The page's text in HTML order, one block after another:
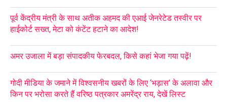
पूर्व केंद्रीय मंत्री के साथ अतीक अहमद की एआई जेनरेटेड तस्वीर पर
हाईकोर्ट सख्त, मेटा को कंटेंट हटाने का आदेश!
अमर उजाला में बड़ा संपादकीय फेरबदल, किसे कहां भेजा गया पढ़ें!
गोदी मीडिया के जमाने में विश्वसनीय खबरों के लिए ‘भड़ास’ के अलावा और
किन पर भरोसा करते हैं वरिष्ठ पत्रकार अमरेंद्र राय, देखें लिस्ट